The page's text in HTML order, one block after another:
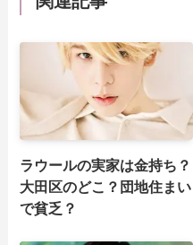
ラウールの実家は金持ち？
大田区のどこ？団地住まい
で貧乏？